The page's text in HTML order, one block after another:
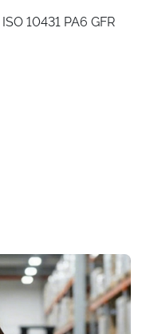
10431 PA6 GFR